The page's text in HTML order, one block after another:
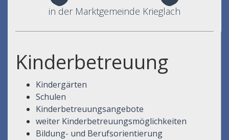
in der Marktgemeinde Krieglach
Kinderbetreuung
Kindergärten
Schulen
Kinderbetreuungsangebote
weiter Kinderbetreuungsmöglichkeiten
Bildung- und Berufsorientierung